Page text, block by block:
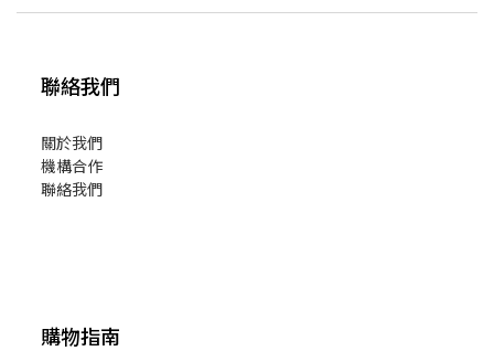
聯絡我們
關於我們
機構合作
聯絡我們
購物指南